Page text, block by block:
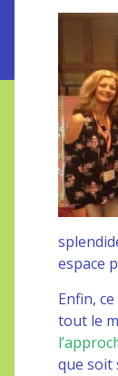
espace
Enfin,
tout le
que soit